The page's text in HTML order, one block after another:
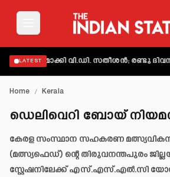
LATEST
വ്യക്തമാക്കി വി.ഡി. സതീശൻ; രണ്ടു
Home / Kerala
ഡെലിവെറി ബോയ്
കേരള സംസ്ഥാന സഹകരണ
(മത്സ്യഫെഡ്) ന്റെ തിരുവനന്തപുരം
സ്റ്റേഷനിലേക്ക് എസ്.എസ്.എൽ.സി